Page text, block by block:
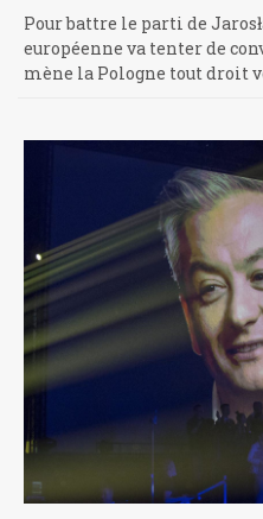
Pour battre le parti de
européenne va tenter de
mène la Pologne tout droit